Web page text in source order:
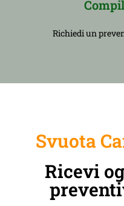
Richiedi un
Svuota
Ricevi